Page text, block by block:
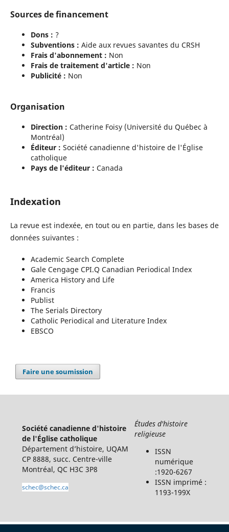
Sources de financement
Dons : ?
Subventions : Aide aux revues savantes du CRSH
Frais d'abonnement : Non
Frais de traitement d'article : Non
Publicité : Non
Organisation
Direction : Catherine Foisy (Université du Québec à
Montréal)
Éditeur : Société canadienne d'histoire de l'Église
catholique
Pays de l'éditeur : Canada
Indexation
La revue est indexée, en tout ou en partie, dans les bases de
données suivantes :
Academic Search Complete
Gale Cengage CPI.Q Canadian Periodical Index
America History and Life
Francis
Publist
The Serials Directory
Catholic Periodical and Literature Index
EBSCO
Faire une soumission
Société canadienne d'histoire
de l'Église catholique
Département d’histoire, UQAM
CP 8888, succ. Centre-ville
Montréal, QC H3C 3P8
schec@schec.ca
Études d'histoire
religieuse
ISSN
numérique
:1920-6267
ISSN imprimé :
1193-199X